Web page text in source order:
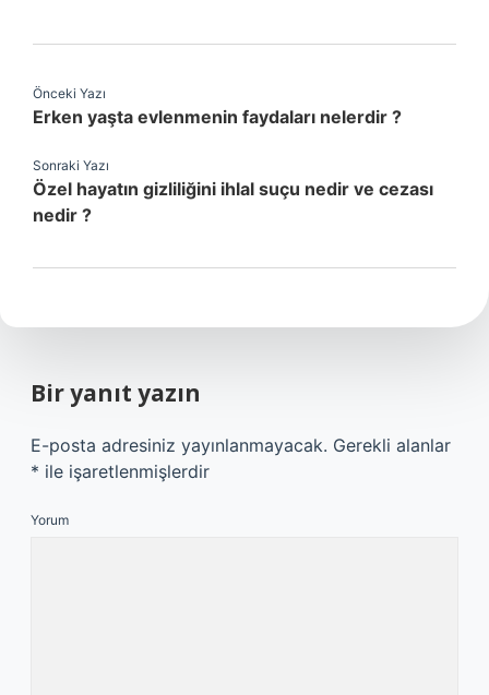
Önceki Yazı
Erken yaşta evlenmenin faydaları nelerdir ?
Sonraki Yazı
Özel hayatın gizliliğini ihlal suçu nedir ve cezası
nedir ?
Bir yanıt yazın
E-posta adresiniz yayınlanmayacak. Gerekli alanlar
* ile işaretlenmişlerdir
Yorum